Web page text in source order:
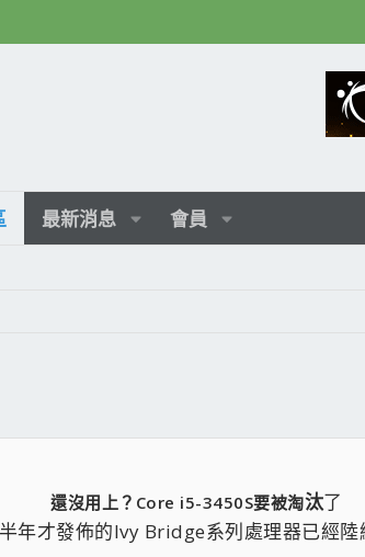
最新消息 會員
還沒用上？Core i5-3450S要被淘汰了​
年才發佈的Ivy Bridge系列處理器已經